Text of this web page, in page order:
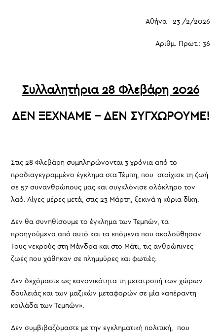
Αθήνα 23 /2/2026
Αριθμ. Πρωτ.: 36
Συλλαλητήρια 28 Φλεβάρη 2026
ΔΕΝ ΞΕΧΝΑΜΕ – ΔΕΝ ΣΥΓΧΩΡΟΥΜΕ!
Στις 28 Φλεβάρη συμπληρώνονται 3 χρόνια από το
προδιαγεγραμμένο έγκλημα στα Τέμπη, που στοίχισε τη ζωή
σε 57 συνανθρώπους μας και συγκλόνισε ολόκληρο τον
λαό. Λίγες μέρες μετά, στις 23 Μάρτη, ξεκινά η κύρια δίκη.
Δεν θα συνηθίσουμε το έγκλημα των Τεμπών, τα
προηγούμενα από αυτό και τα επόμενα που ακολούθησαν.
Τους νεκρούς στη Μάνδρα και στο Μάτι, τις ανθρώπινες
ζωές που χάθηκαν σε πλημμύρες και φωτιές.
Δεν δεχόμαστε ως κανονικότητα τη μετατροπή των χώρων
δουλειάς και των μαζικών μεταφορών σε μία «απέραντη
κοιλάδα των Τεμπών».
Δεν συμβιβαζόμαστε με την εγκληματική πολιτική, που